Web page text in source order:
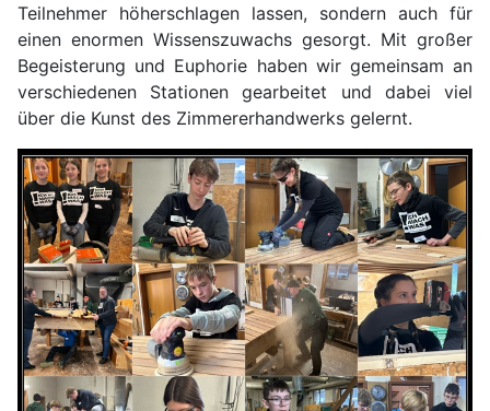
Teilnehmer höherschlagen lassen, sondern auch für
einen enormen Wissenszuwachs gesorgt. Mit großer
Begeisterung und Euphorie haben wir gemeinsam an
verschiedenen Stationen gearbeitet und dabei viel
über die Kunst des Zimmererhandwerks gelernt.